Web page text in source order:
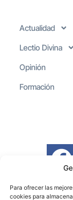
Para ofrecer las
cookies para
Actualidad
Lectio Divina
Opinión
Formación